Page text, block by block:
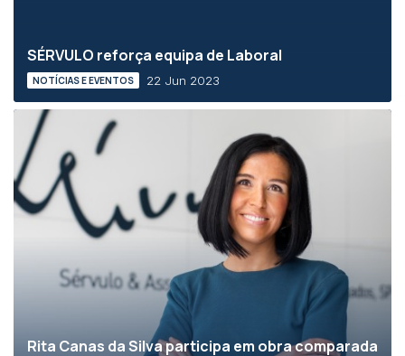
SÉRVULO reforça equipa de Laboral
NOTÍCIAS E EVENTOS 22 Jun 2023
Rita Canas da Silva participa em obra comparada